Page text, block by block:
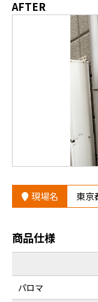
AFTER
現場名 東
商品仕様
パロマ